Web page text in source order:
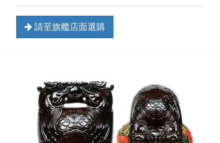
請至旗艦店面選購